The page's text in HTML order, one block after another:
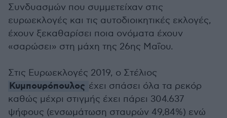
Συνδυασμών που συμμετείχαν στις
ευρωεκλογές και τις αυτοδιοικητικές εκλογές,
έχουν ξεκαθαρίσει ποια ονόματα έχουν
«σαρώσει» στη μάχη της 26ης Μαΐου.
Στις Ευρωεκλογές 2019, ο Στέλιος
Κυμπουρόπουλος έχει σπάσει όλα τα ρεκόρ
καθώς μέχρι στιγμής έχει πάρει 304.637
ψήφους (ενσωμάτωση σταυρών 49,84%) ενώ